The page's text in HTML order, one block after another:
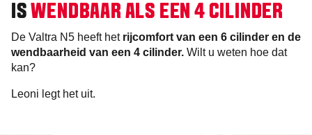
ISWENDBAAR ALS EEN 4 CILINDER
De Valtra N5 heeft het rijcomfort van een 6 cilinder en de
wendbaarheid van een 4 cilinder. Wilt u weten hoe dat
kan?
Leoni legt het uit.